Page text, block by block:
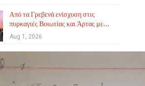
Από τα Γρεβενά ενίσχυση στις
πυρκαγιές Βοιωτίας και Άρτας με…
Aug 1, 2026